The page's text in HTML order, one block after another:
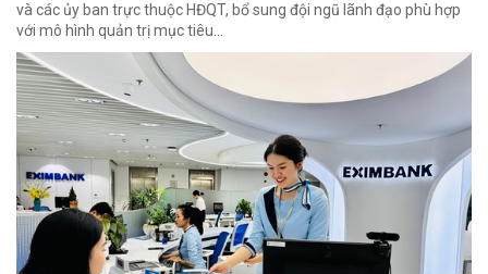
và các ủy ban trực thuộc HĐQT, bổ sung đội ngũ lãnh đạo phù hợp
với mô hình quản trị mục tiêu...